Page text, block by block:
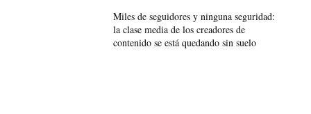
Miles de seguidores y ninguna seguridad:
la clase media de los creadores de
contenido se está quedando sin suelo